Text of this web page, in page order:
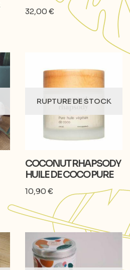
32,00€
RUPTURE DE STOCK
COCONUT RHAPSODY
HUILE DE COCO PURE
10,90€